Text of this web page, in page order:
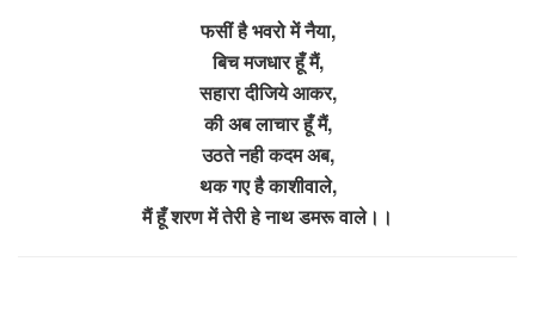
फसीं है भवरो में नैया,
बिच मजधार हूँ मैं,
सहारा दीजिये आकर,
की अब लाचार हूँ मैं,
उठते नही कदम अब,
थक गए है काशीवाले,
मैं हूँ शरण में तेरी हे नाथ डमरू वाले।।